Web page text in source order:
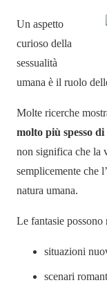
Un aspetto
curioso della
sessualità
umana è il ruolo
Molte ricerche
molto più spesso
non significa che la
semplicemente che
natura umana.
Le fantasie possono
situazioni
scenari